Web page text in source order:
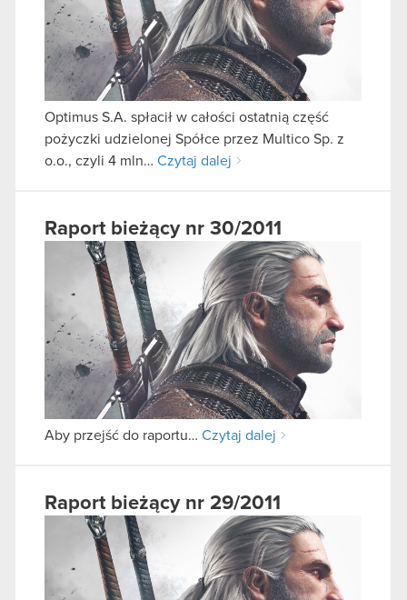
Optimus S.A. spłacił w całości ostatnią część
pożyczki udzielonej Spółce przez Multico Sp. z
o.o., czyli 4 mln… Czytaj dalej
Raport bieżący nr 30/2011
Aby przejść do raportu… Czytaj dalej
Raport bieżący nr 29/2011